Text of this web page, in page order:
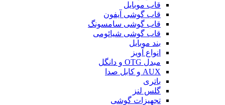
قاب موبایل
قاب گوشی آیفون
قاب گوشی سامسونگ
قاب گوشی شیائومی
بند موبایل
انواع آویز
مبدل OTG و دانگل
AUX و کابل صدا
باتری
گلس لنز
تجهیزات گوشی